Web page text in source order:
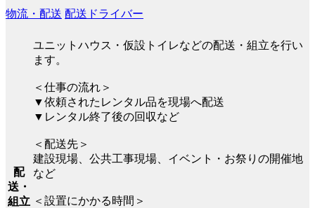
物流・配送 配送ドライバー
配
送・
組立
ユニットハウス・仮設トイレなどの配送・組立を行い
ます。
＜仕事の流れ＞
▼依頼されたレンタル品を現場へ配送
▼レンタル終了後の回収など
＜配送先＞
建設現場、公共工事現場、イベント・お祭りの開催地
など
＜設置にかかる時間＞